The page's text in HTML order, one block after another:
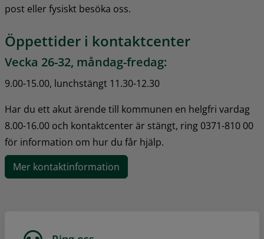
post eller fysiskt besöka oss.
Öppettider i kontaktcenter
Vecka 26-32, måndag-fredag:
9.00-15.00, lunchstängt 11.30-12.30
Har du ett akut ärende till kommunen en helgfri vardag
8.00-16.00 och kontaktcenter är stängt, ring 0371-810 00
för information om hur du får hjälp.
Mer kontaktinformation